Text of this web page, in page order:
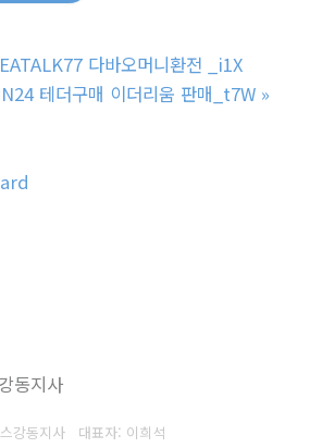
다바오머니환전 _i1X
테더구매 이더리움 판매_t7W »
동지사
강동지사 대표자: 이희석